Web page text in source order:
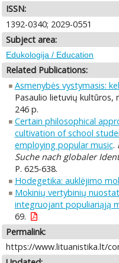
ISSN:
1392-0340; 2029-0551
Subject area:
Edukologija / Education
Related Publications:
Asmenybės vystymasis:
Pasaulio lietuvių kultūros,
246 p.
Certain philosophical
cultivation of school
employing popular music.
Suche nach globaler
P. 625-638.
Hodegetika: auklėjimo
Mokinių vertybinių
integruojant populiariąją
69.
Permalink:
https://www.lituanistika.lt/